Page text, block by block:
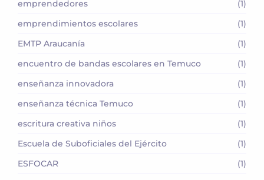
emprendedores
(1)
emprendimientos escolares
(1)
EMTP Araucanía
(1)
encuentro de bandas escolares en Temuco
(1)
enseñanza innovadora
(1)
enseñanza técnica Temuco
(1)
escritura creativa niños
(1)
Escuela de Suboficiales del Ejército
(1)
ESFOCAR
(1)